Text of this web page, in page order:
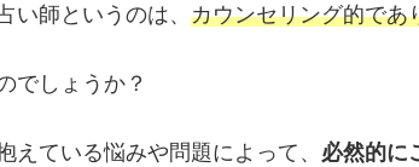
い師というのは、 カウンセリング的であ
でしょうか？
えている悩みや問題によって、 必然的に